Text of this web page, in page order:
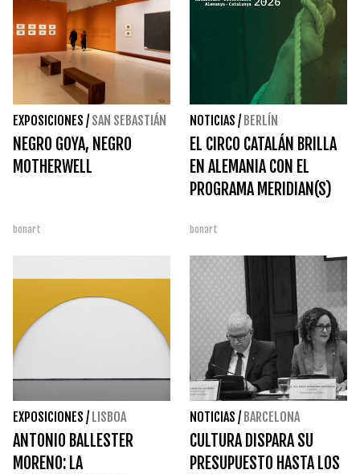
EXPOSICIONES / SAN SEBASTIÁN
NEGRO GOYA, NEGRO
MOTHERWELL
bonart
NOTICIAS / BERLÍN
EL CIRCO CATALÁN BRILLA
EN ALEMANIA CON EL
PROGRAMA MERIDIAN(S)
bonart
EXPOSICIONES / LISBOA
ANTONIO BALLESTER
MORENO: LA
NOTICIAS / BARCELONA
CULTURA DISPARA SU
PRESUPUESTO HASTA LOS